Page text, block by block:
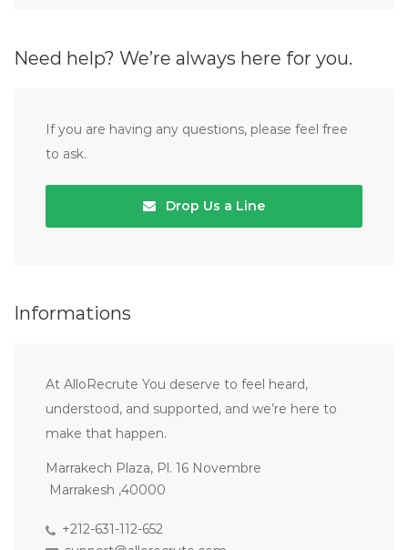
Need help? We’re always here for you.
If you are having any questions, please feel free
to ask.
Drop Us a Line
Informations
At AlloRecrute You deserve to feel heard,
understood, and supported, and we’re here to
make that happen.
Marrakech Plaza, Pl. 16 Novembre
Marrakesh ,40000
+212-631-112-652